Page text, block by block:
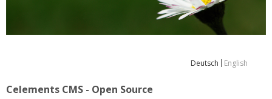
Deutsch English
Celements CMS - Open Source